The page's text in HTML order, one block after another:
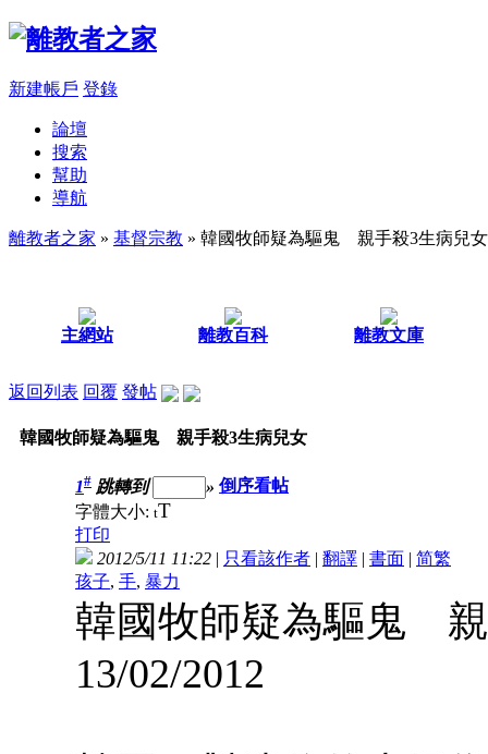
新建帳戶 登錄
論壇
搜索
幫助
導航
離教者之家 » 基督宗教 » 韓國牧師疑為驅鬼 親手殺3生病兒女
主網站 離教百科 離教文庫
返回列表 回覆 發帖
韓國牧師疑為驅鬼 親手殺3生病兒女
1# 跳轉到 » 倒序看帖
字體大小: tT
打印
2012/5/11 11:22 | 只看該作者 | 翻譯 | 書面 | 简繁
孩子, 手, 暴力
韓國牧師疑為驅鬼
13/02/2012